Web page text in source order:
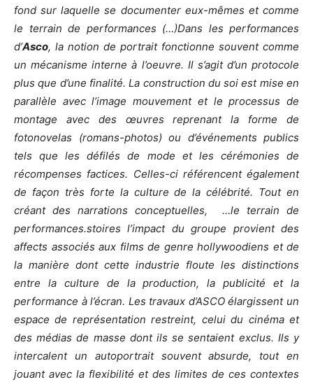
fond sur laquelle se documenter eux-mêmes et comme
le terrain de performances (…)Dans les performances
d’Asco, la notion de portrait fonctionne souvent comme
un mécanisme interne à l’oeuvre. Il s’agit d’un protocole
plus que d’une finalité. La construction du soi est mise en
parallèle avec l’image mouvement et le processus de
montage avec des œuvres reprenant la forme de
fotonovelas (romans-photos) ou d’événements publics
tels que les défilés de mode et les cérémonies de
récompenses factices. Celles-ci référencent également
de façon très forte la culture de la célébrité. Tout en
créant des narrations conceptuelles, …le terrain de
performances.stoires l’impact du groupe provient des
affects associés aux films de genre hollywoodiens et de
la manière dont cette industrie floute les distinctions
entre la culture de la production, la publicité et la
performance à l’écran. Les travaux d’ASCO élargissent un
espace de représentation restreint, celui du cinéma et
des médias de masse dont ils se sentaient exclus. Ils y
intercalent un autoportrait souvent absurde, tout en
jouant avec la flexibilité et des limites de ces contextes